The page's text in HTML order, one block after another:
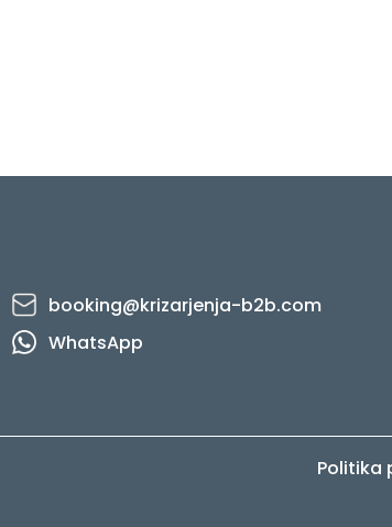
booking@krizarjenja-b2b.com
WhatsApp
Politika